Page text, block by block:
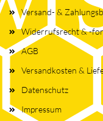
Versand- &
Widerrufsrecht & -
AGB
Versandkosten &
Datenschutz
Impressum